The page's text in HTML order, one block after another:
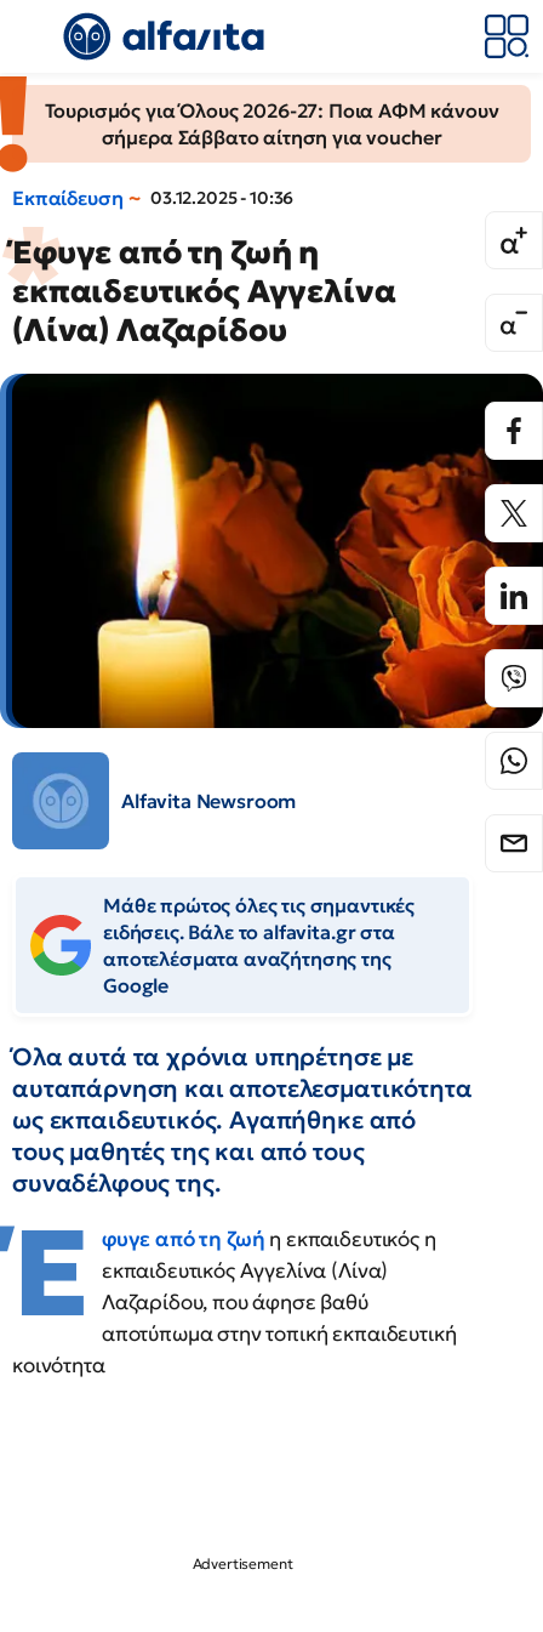
Τουρισμός για Όλους 2026-27: Ποια ΑΦΜ κάνουν
σήμερα Σάββατο αίτηση για voucher
Εκπαίδευση 03.12.2025 - 10:36
Έφυγε από τη ζωή η
εκπαιδευτικός Αγγελίνα
(Λίνα) Λαζαρίδου
Alfavita Newsroom
Μάθε πρώτος όλες τις σημαντικές
ειδήσεις. Βάλε το alfavita.gr στα
αποτελέσματα αναζήτησης της
Google
Όλα αυτά τα χρόνια υπηρέτησε με
αυταπάρνηση και αποτελεσματικότητα
ως εκπαιδευτικός. Αγαπήθηκε από
τους μαθητές της και από τους
συναδέλφους της.
Έ φυγε από τη ζωή η εκπαιδευτικός η
εκπαιδευτικός Αγγελίνα (Λίνα)
Λαζαρίδου, που άφησε βαθύ
αποτύπωμα στην τοπική εκπαιδευτική
κοινότητα